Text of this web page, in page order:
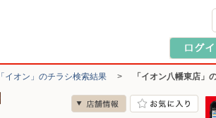
「イオン」のチラシ検索結果 > 「イオン八幡東店」